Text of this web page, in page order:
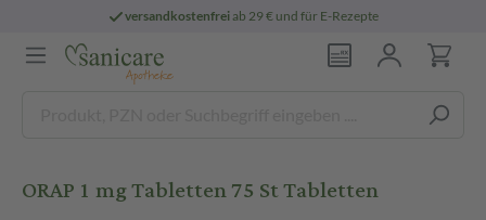
versandkostenfreiab 29 € und für E-Rezepte
ORAP 1 mg Tabletten 75 St Tabletten